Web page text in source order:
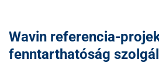
Wavin referencia-
fenntarthatóság